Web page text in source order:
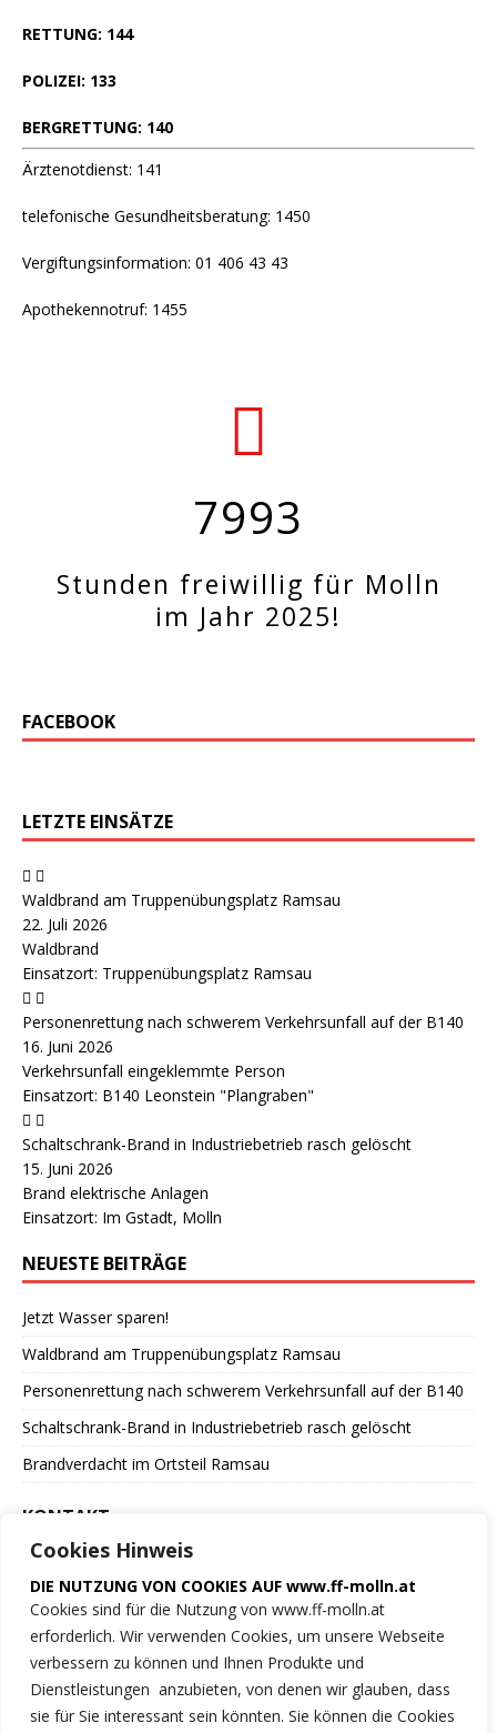
Cookies Hinweis
DIE NUTZUNG VON COOKIES AUF www.ff-molln.at
Cookies sind für die Nutzung von www.ff-molln.at
erforderlich. Wir verwenden Cookies, um unsere Webseite
verbessern zu können und Ihnen Produkte und
Dienstleistungen anzubieten, von denen wir glauben, dass
sie für Sie interessant sein könnten. Sie können die Cookies
RETTUNG: 144
POLIZEI: 133
BERGRETTUNG: 140
Ärztenotdienst: 141
telefonische Gesundheitsberatung: 1450
Vergiftungsinformation: 01 406 43 43
Apothekennotruf: 1455
7993
Stunden freiwillig für Molln
im Jahr 2025!
FACEBOOK
LETZTE EINSÄTZE
Waldbrand am Truppenübungsplatz Ramsau
22. Juli 2026
Waldbrand
Einsatzort: Truppenübungsplatz Ramsau
Personenrettung nach schwerem Verkehrsunfall auf der B140
16. Juni 2026
Verkehrsunfall eingeklemmte Person
Einsatzort: B140 Leonstein "Plangraben"
Schaltschrank-Brand in Industriebetrieb rasch gelöscht
15. Juni 2026
Brand elektrische Anlagen
Einsatzort: Im Gstadt, Molln
NEUESTE BEITRÄGE
Jetzt Wasser sparen!
Waldbrand am Truppenübungsplatz Ramsau
Personenrettung nach schwerem Verkehrsunfall auf der B140
Schaltschrank-Brand in Industriebetrieb rasch gelöscht
Brandverdacht im Ortsteil Ramsau
KONTAKT
der Marktgemeinde Molln
Feuerwehrstrasse 1
4591 Molln